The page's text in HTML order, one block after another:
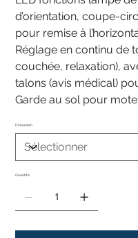
d’orientation, coupe-
pour remise à
Réglage en continu de
couchée, relaxation),
talons (avis médical)
Garde au sol pour
Dimension
Quantité